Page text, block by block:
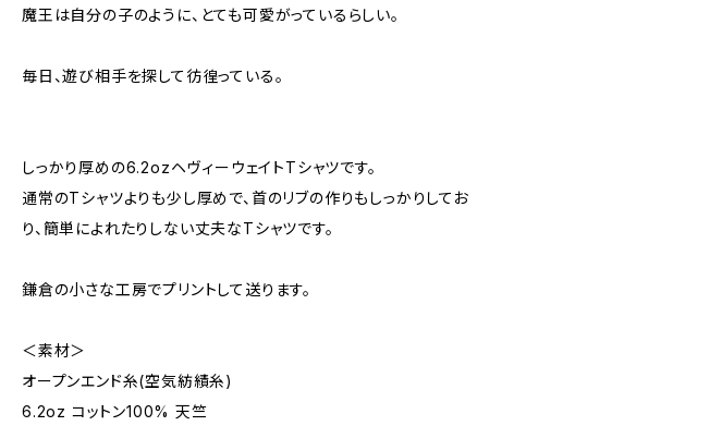
魔王は自分の子のように、とても可愛がっているらしい。
毎日、遊び相手を探して彷徨っている。
しっかり厚めの6.2ozヘヴィーウェイトTシャツです。
通常のTシャツよりも少し厚めで、首のリブの作りもしっかりしてお
り、簡単によれたりしない丈夫なTシャツです。
鎌倉の小さな工房でプリントして送ります。
＜素材＞
オープンエンド糸(空気紡績糸)
6.2oz コットン100% 天竺